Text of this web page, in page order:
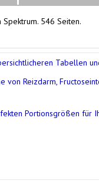
546 Seiten.
Tabellen
von Reizdarm,